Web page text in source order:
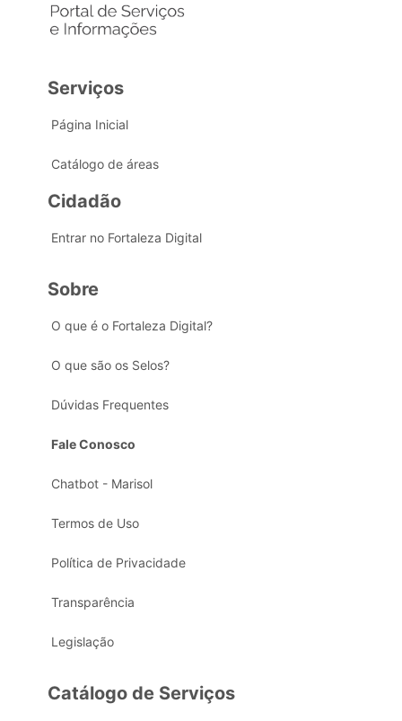
Serviços
Página Inicial
Catálogo de áreas
Cidadão
Entrar no Fortaleza Digital
Sobre
O que é o Fortaleza Digital?
O que são os Selos?
Dúvidas Frequentes
Fale Conosco
Chatbot - Marisol
Termos de Uso
Política de Privacidade
Transparência
Legislação
Catálogo de Serviços